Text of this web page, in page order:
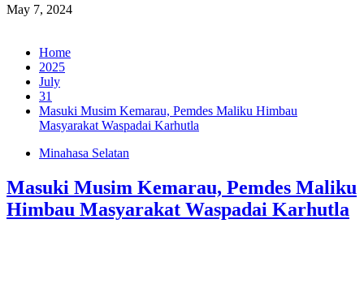
May 7, 2024
Home
2025
July
31
Masuki Musim Kemarau, Pemdes Maliku Himbau
Masyarakat Waspadai Karhutla
Minahasa Selatan
Masuki Musim Kemarau, Pemdes Maliku
Himbau Masyarakat Waspadai Karhutla